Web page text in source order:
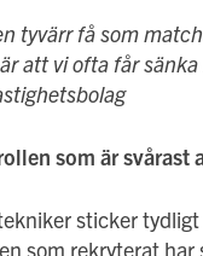
tyvärr få som
att vi ofta får
som är svårast
sticker
som rekryterat